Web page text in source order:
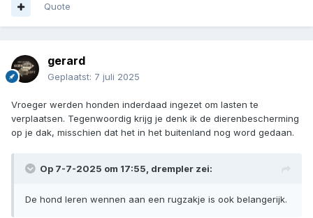
Quote
gerard
Geplaatst: 7 juli 2025
Vroeger werden honden inderdaad ingezet om lasten te
verplaatsen. Tegenwoordig krijg je denk ik de dierenbescherming
op je dak, misschien dat het in het buitenland nog word gedaan.
Op 7-7-2025 om 17:55, drempler zei:
De hond leren wennen aan een rugzakje is ook belangerijk.